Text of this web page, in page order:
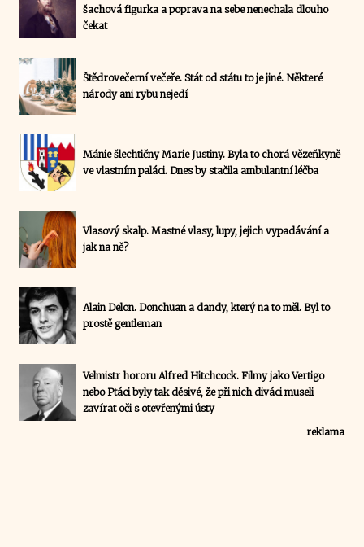
šachová figurka a poprava na sebe nenechala dlouho
čekat
Štědrovečerní večeře. Stát od státu to je jiné. Některé
národy ani rybu nejedí
Mánie šlechtičny Marie Justiny. Byla to chorá vězeňkyně
ve vlastním paláci. Dnes by stačila ambulantní léčba
Vlasový skalp. Mastné vlasy, lupy, jejich vypadávání a
jak na ně?
Alain Delon. Donchuan a dandy, který na to měl. Byl to
prostě gentleman
Velmistr hororu Alfred Hitchcock. Filmy jako Vertigo
nebo Ptáci byly tak děsivé, že při nich diváci museli
zavírat oči s otevřenými ústy
reklama